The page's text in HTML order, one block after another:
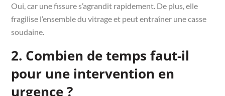
Oui, car une fissure s’agrandit rapidement. De plus, elle
fragilise l’ensemble du vitrage et peut entraîner une casse
soudaine.
2. Combien de temps faut-il
pour une intervention en
urgence ?